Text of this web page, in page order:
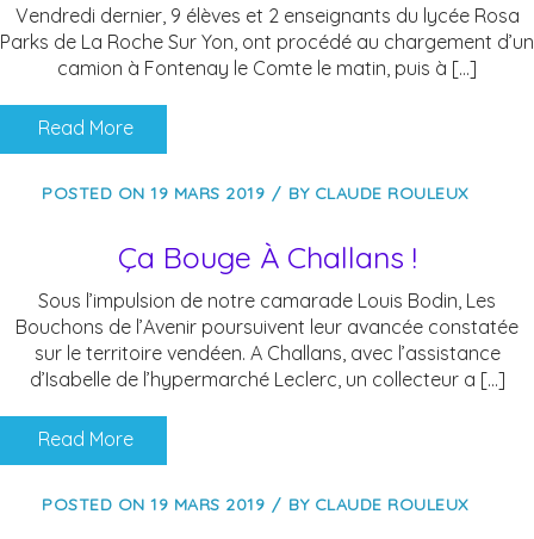
Vendredi dernier, 9 élèves et 2 enseignants du lycée Rosa
Parks de La Roche Sur Yon, ont procédé au chargement d’un
camion à Fontenay le Comte le matin, puis à […]
Read More
POSTED ON19 MARS 2019 BY CLAUDE ROULEUX
Ça Bouge À Challans !
Sous l’impulsion de notre camarade Louis Bodin, Les
Bouchons de l’Avenir poursuivent leur avancée constatée
sur le territoire vendéen. A Challans, avec l’assistance
d’Isabelle de l’hypermarché Leclerc, un collecteur a […]
Read More
POSTED ON19 MARS 2019 BY CLAUDE ROULEUX